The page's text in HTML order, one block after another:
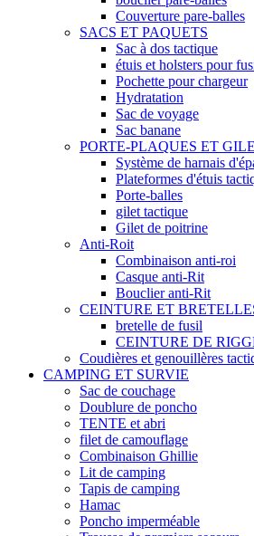
Couverture pare-balles
SACS ET PAQUETS
Sac à dos tactique
étuis et holsters pour
Pochette pour chargeur
Hydratation
Sac de voyage
Sac banane
PORTE-PLAQUES ET
Système de harnais
Plateformes d'étuis
Porte-balles
gilet tactique
Gilet de poitrine
Anti-Roit
Combinaison anti-roi
Casque anti-Rit
Bouclier anti-Rit
CEINTURE ET
bretelle de fusil
CEINTURE DE
Coudières et genouillères
CAMPING ET SURVIE
Sac de couchage
Doublure de poncho
TENTE et abri
filet de camouflage
Combinaison Ghillie
Lit de camping
Tapis de camping
Hamac
Poncho imperméable